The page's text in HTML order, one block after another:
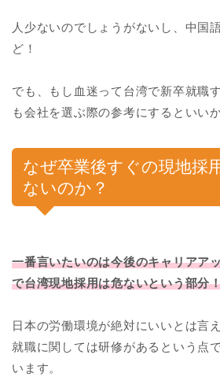
人少ないのでしょうがないし、中国
ど！
でも、もし血迷って台湾で新卒就職
も会社を選ぶ際の参考にするといい
なぜ卒業後すぐの現地採
ないのか？
一番言いたいのは今後のキャリアア
で台湾現地採用は危ないという部分
日本の労働環境が絶対にいいとは言
就職に関しては研修があるという点
います。